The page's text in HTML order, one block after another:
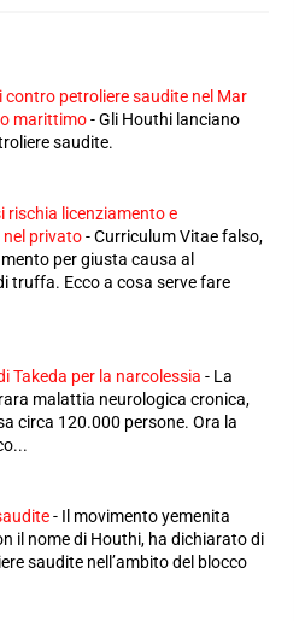
petroliere saudite nel Mar
marittimo-Gli Houthi lanciano
saudite.
rischia licenziamento e
nel privato-Curriculum Vitae falso,
per giusta causa al
truffa. Ecco a cosa serve fare
Takeda per la narcolessia - La
malattia neurologica cronica,
circa 120.000 persone. Ora la
- Il movimento yemenita
il nome di Houthi, ha dichiarato di
saudite nell’ambito del blocco